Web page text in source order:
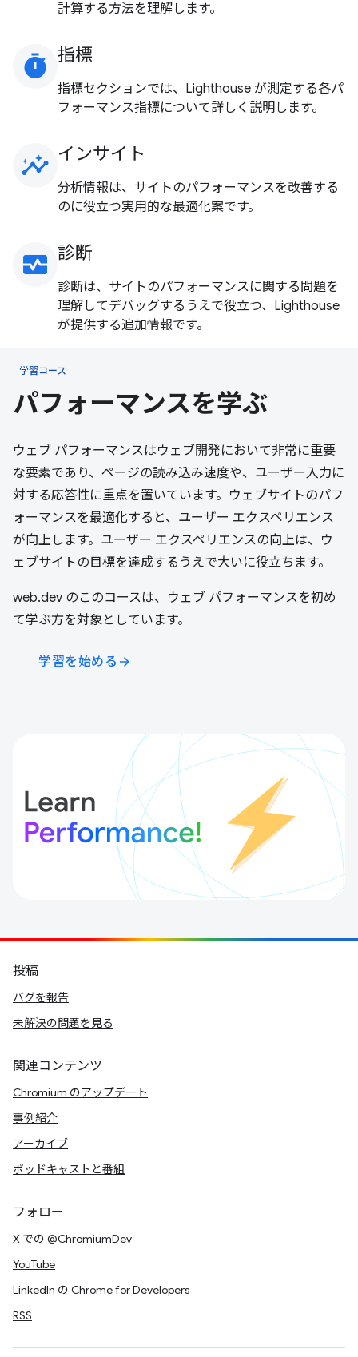
計算する方法を理解します。
timer 指標
指標セクションでは、Lighthouse が測定する各パ
フォーマンス指標について詳しく説明します。
insights インサイト
分析情報は、サイトのパフォーマンスを改善する
のに役立つ実用的な最適化案です。
monitor_heart 診断
診断は、サイトのパフォーマンスに関する問題を
理解してデバッグするうえで役立つ、Lighthouse
が提供する追加情報です。
学習コース
パフォーマンスを学ぶ
ウェブ パフォーマンスはウェブ開発において非常に重要
な要素であり、ページの読み込み速度や、ユーザー入力に
対する応答性に重点を置いています。ウェブサイトのパフ
ォーマンスを最適化すると、ユーザー エクスペリエンス
が向上します。ユーザー エクスペリエンスの向上は、ウ
ェブサイトの目標を達成するうえで大いに役立ちます。
web.dev のこのコースは、ウェブ パフォーマンスを初め
て学ぶ方を対象としています。
学習を始める arrow_forward
投稿
バグを報告
未解決の問題を見る
関連コンテンツ
Chromium のアップデート
事例紹介
アーカイブ
ポッドキャストと番組
フォロー
X での @ChromiumDev
YouTube
LinkedIn の Chrome for Developers
RSS